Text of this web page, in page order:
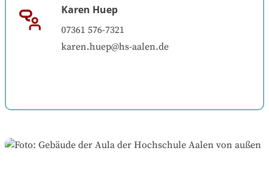
Karen Huep
07361 576-7321
karen.huep@hs-aalen.de